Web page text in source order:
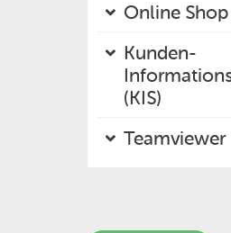
Online Shop
Kunden-
(KIS)
Teamviewer